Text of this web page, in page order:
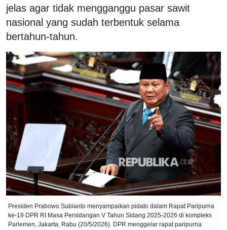
jelas agar tidak mengganggu pasar sawit
nasional yang sudah terbentuk selama
bertahun-tahun.
Presiden Prabowo Subianto menyampaikan pidato dalam Rapat Paripurna
ke-19 DPR RI Masa Persidangan V Tahun Sidang 2025-2026 di kompleks
Parlemen, Jakarta, Rabu (20/5/2026). DPR menggelar rapat paripurna